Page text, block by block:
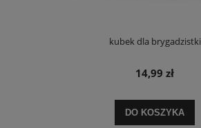
kubek dla brygadzistki
14,99 zł
DO KOSZYKA